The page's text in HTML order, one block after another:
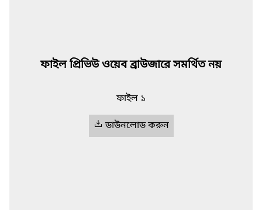
ফাইল প্রিভিউ ওয়েব ব্রাউজারে সমর্থিত নয়
ফাইল ১
ডাউনলোড করুন